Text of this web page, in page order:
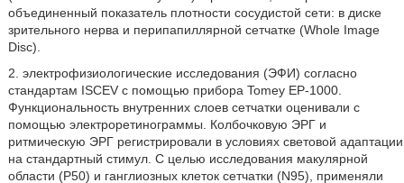
объединенный показатель плотности сосудистой сети: в диске
зрительного нерва и перипапиллярной сетчатке (Whole Image
Disc).
2. электрофизиологические исследования (ЭФИ) согласно
стандартам ISCEV с помощью прибора Tomey ЕР-1000.
Функциональность внутренних слоев сетчатки оценивали с
помощью электроретинограммы. Колбочковую ЭРГ и
ритмическую ЭРГ регистрировали в условиях световой адаптации
на стандартный стимул. С целью исследования макулярной
области (Р50) и ганглиозных клеток сетчатки (N95), применяли